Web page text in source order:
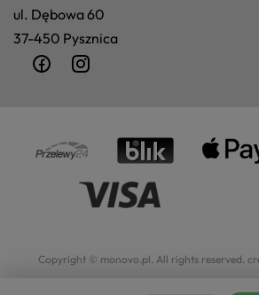
ul. Dębowa 60
37-450 Pysznica
Copyright © monovo.pl. All rights reserved.